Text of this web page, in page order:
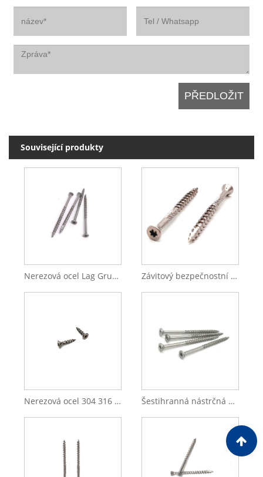
Související produkty
Nerezová ocel Lag Grub Set destičkové hlavy Phillip Drive samořezný šroub Závitový bezpečnostní závěs tyče z nerezové oceli Samořezný šroub
Nerezová ocel 304 316 čtyřhranné samořezné šrouby se zápustnou hlavou Šestihranná nástrčná nerez ocel 304 316 Nízká nástrčná hlava šrouby Závit